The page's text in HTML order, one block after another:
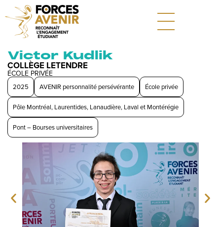
Victor Kudlik
COLLÈGE LETENDRE
ÉCOLE PRIVÉE
2025 AVENIR personnalité persévérante École privée
Pôle Montréal, Laurentides, Lanaudière, Laval et Montérégie
Pont – Bourses universitaires